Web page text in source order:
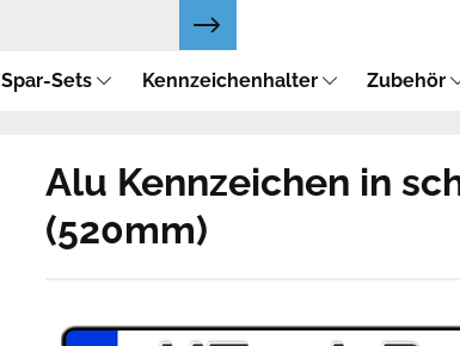
Spar-Sets Kennzeichenhalter Zubehör
Alu Kennzeichen in
(520mm)